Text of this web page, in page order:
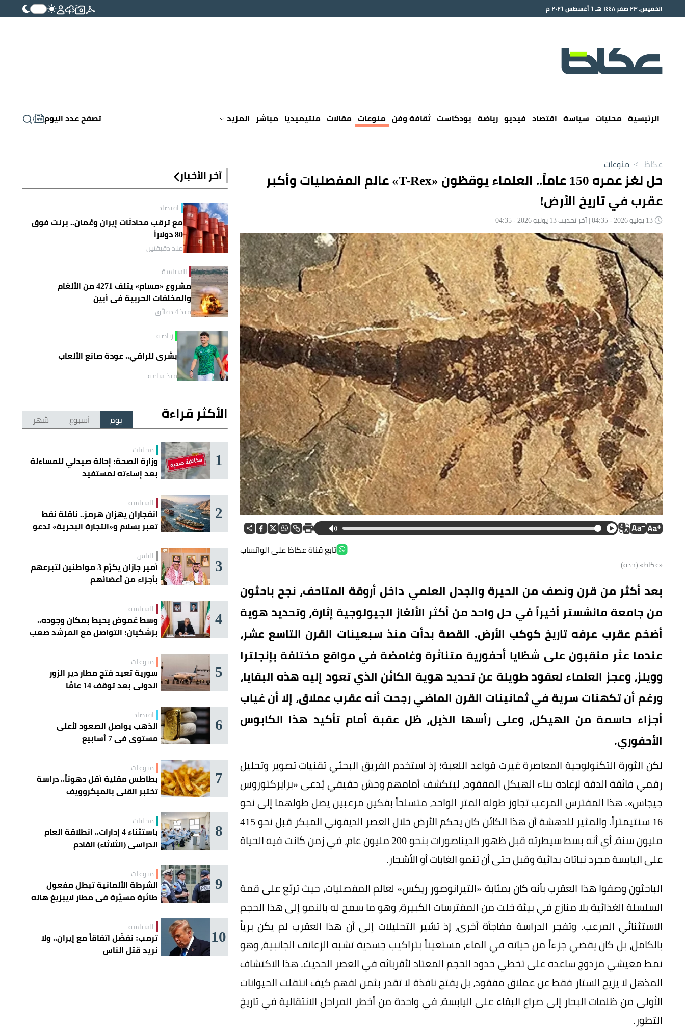
الخميس، ٢٣ صفر ١٤٤٨ هـ ٦ أغسطس ٢٠٢٦ م
الرئيسية محليات سياسة اقتصاد فيديو رياضة بودكاست ثقافة وفن منوعات مقالات ملتيميديا مباشر المزيد تصفح عدد اليوم
عكاظ > منوعات
حل لغز عمره 150 عاماً.. العلماء يوقظون «T-Rex» عالم المفصليات وأكبر
عقرب في تاريخ الأرض!
--:--
تابع قناة عكاظ على الواتساب
«عكاظ» (جدة)
بعد أكثر من قرن ونصف من الحيرة والجدل العلمي داخل أروقة المتاحف، نجح باحثون
من جامعة مانشستر أخيراً في حل واحد من أكثر الألغاز الجيولوجية إثارة، وتحديد هوية
أضخم عقرب عرفه تاريخ كوكب الأرض. القصة بدأت منذ سبعينات القرن التاسع عشر،
عندما عثر منقبون على شظايا أحفورية متناثرة وغامضة في مواقع مختلفة بإنجلترا
وويلز، وعجز العلماء لعقود طويلة عن تحديد هوية الكائن الذي تعود إليه هذه البقايا،
ورغم أن تكهنات سرية في ثمانينات القرن الماضي رجحت أنه عقرب عملاق، إلا أن غياب
أجزاء حاسمة من الهيكل، وعلى رأسها الذيل، ظل عقبة أمام تأكيد هذا الكابوس
الأحفوري.
لكن الثورة التكنولوجية المعاصرة غيرت قواعد اللعبة؛ إذ استخدم الفريق البحثي تقنيات تصوير وتحليل
رقمي فائقة الدقة لإعادة بناء الهيكل المفقود، ليتكشف أمامهم وحش حقيقي يُدعى «برايركتوروس
جيجاس». هذا المفترس المرعب تجاوز طوله المتر الواحد، متسلحاً بفكين مرعبين يصل طولهما إلى نحو
16 سنتيمتراً. والمثير للدهشة أن هذا الكائن كان يحكم الأرض خلال العصر الديفوني المبكر قبل نحو 415
مليون سنة، أي أنه بسط سيطرته قبل ظهور الديناصورات بنحو 200 مليون عام، في زمن كانت فيه الحياة
على اليابسة مجرد نباتات بدائية وقبل حتى أن تنمو الغابات أو الأشجار.
الباحثون وصفوا هذا العقرب بأنه كان بمثابة «التيرانوصور ريكس» لعالم المفصليات، حيث تربّع على قمة
السلسلة الغذائية بلا منازع في بيئة خلت من المفترسات الكبيرة، وهو ما سمح له بالنمو إلى هذا الحجم
الاستثنائي المرعب. وتفجر الدراسة مفاجأة أخرى، إذ تشير التحليلات إلى أن هذا العقرب لم يكن برياً
بالكامل، بل كان يقضي جزءاً من حياته في الماء، مستعيناً بتراكيب جسدية تشبه الزعانف الجانبية، وهو
نمط معيشي مزدوج ساعده على تخطي حدود الحجم المعتاد لأقربائه في العصر الحديث. هذا الاكتشاف
المذهل لا يزيح الستار فقط عن عملاق مفقود، بل يفتح نافذة لا تقدر بثمن لفهم كيف انتقلت الحيوانات
الأولى من ظلمات البحار إلى صراع البقاء على اليابسة، في واحدة من أخطر المراحل الانتقالية في تاريخ
التطور.
آخر الأخبار
اقتصاد
مع ترقب محادثات إيران وعُمان.. برنت فوق
80 دولاراً
منذ دقيقتين
السياسة
مشروع «مسام» يتلف 4271 من الألغام
والمخلفات الحربية في أبين
منذ 4 دقائق
رياضة
بشرى للراقي.. عودة صانع الألعاب
منذ ساعة
الأكثر قراءة يوم أسبوع شهر
1 محليات
وزارة الصحة: إحالة صيدلي للمساءلة
بعد إساءته لمستفيد
2 السياسة
انفجاران يهزان هرمز.. ناقلة نفط
تعبر بسلام و«التجارة البحرية» تدعو
3 الناس
أمير جازان يكرّم 3 مواطنين لتبرعهم
بأجزاء من أعضائهم
4 السياسة
وسط غموض يحيط بمكان وجوده..
بزشكيان: التواصل مع المرشد صعب
5 منوعات
سورية تعيد فتح مطار دير الزور
الدولي بعد توقف 14 عامًا
6 اقتصاد
الذهب يواصل الصعود لأعلى
مستوى في 7 أسابيع
7 منوعات
بطاطس مقلية أقل دهوناً.. دراسة
تختبر القلي بالميكروويف
8 محليات
باستثناء 4 إدارات.. انطلاقة العام
الدراسي (الثلاثاء) القادم
9 منوعات
الشرطة الألمانية تبطل مفعول
طائرة مسيّرة في مطار لايبزيغ هاله
10 السياسة
ترمب: نفضّل اتفاقاً مع إيران.. ولا
نريد قتل الناس